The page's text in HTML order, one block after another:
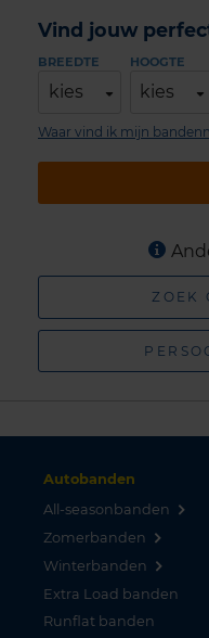
Vind jouw
BREEDTE
kies
HOOGTE
kies
Waar vind ik mijn
ZOEK
Autobanden
All-seasonbanden
Zomerbanden
Winterbanden
Extra Load banden
Runflat banden